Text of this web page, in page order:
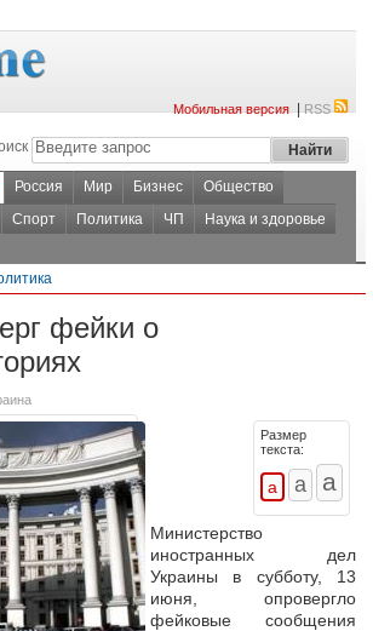
Мобильная версия|RSS
Россия Мир Бизнес
Общество
Спорт Политика ЧП
Наука и здоровье
фейки о
Размер
текста:
Министерство
иностранных дел
Украины в субботу, 13
июня, опровергло
фейковые сообщения